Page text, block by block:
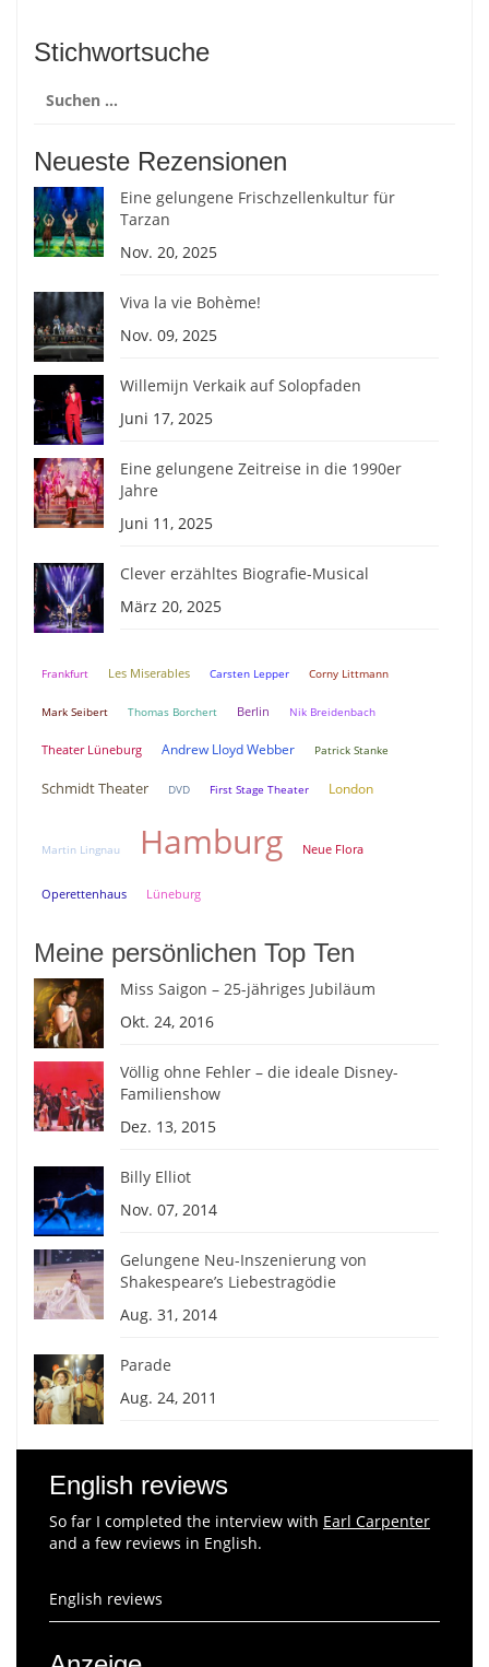
Stichwortsuche
nach:
Neueste Rezensionen
Eine gelungene Frischzellenkultur für
Tarzan
Nov. 20, 2025
Viva la vie Bohème!
Nov. 09, 2025
Willemijn Verkaik auf Solopfaden
Juni 17, 2025
Eine gelungene Zeitreise in die 1990er
Jahre
Juni 11, 2025
Clever erzähltes Biografie-Musical
März 20, 2025
Frankfurt Les Miserables Carsten Lepper Corny Littmann
Mark Seibert Thomas Borchert Berlin Nik Breidenbach
Theater Lüneburg Andrew Lloyd Webber Patrick Stanke
Schmidt Theater DVD First Stage Theater London
Martin Lingnau Hamburg Neue Flora
Operettenhaus Lüneburg
Meine persönlichen Top Ten
Miss Saigon – 25-jähriges Jubiläum
Okt. 24, 2016
Völlig ohne Fehler – die ideale Disney-
Familienshow
Dez. 13, 2015
Billy Elliot
Nov. 07, 2014
Gelungene Neu-Inszenierung von
Shakespeare’s Liebestragödie
Aug. 31, 2014
Parade
Aug. 24, 2011
English reviews
So far I completed the interview with Earl Carpenter
and a few reviews in English.
English reviews